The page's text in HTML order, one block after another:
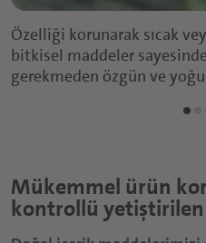
Özelliği korunarak sıcak
bitkisel maddeler
gerekmeden özgün ve
Mükemmel ürün
kontrollü